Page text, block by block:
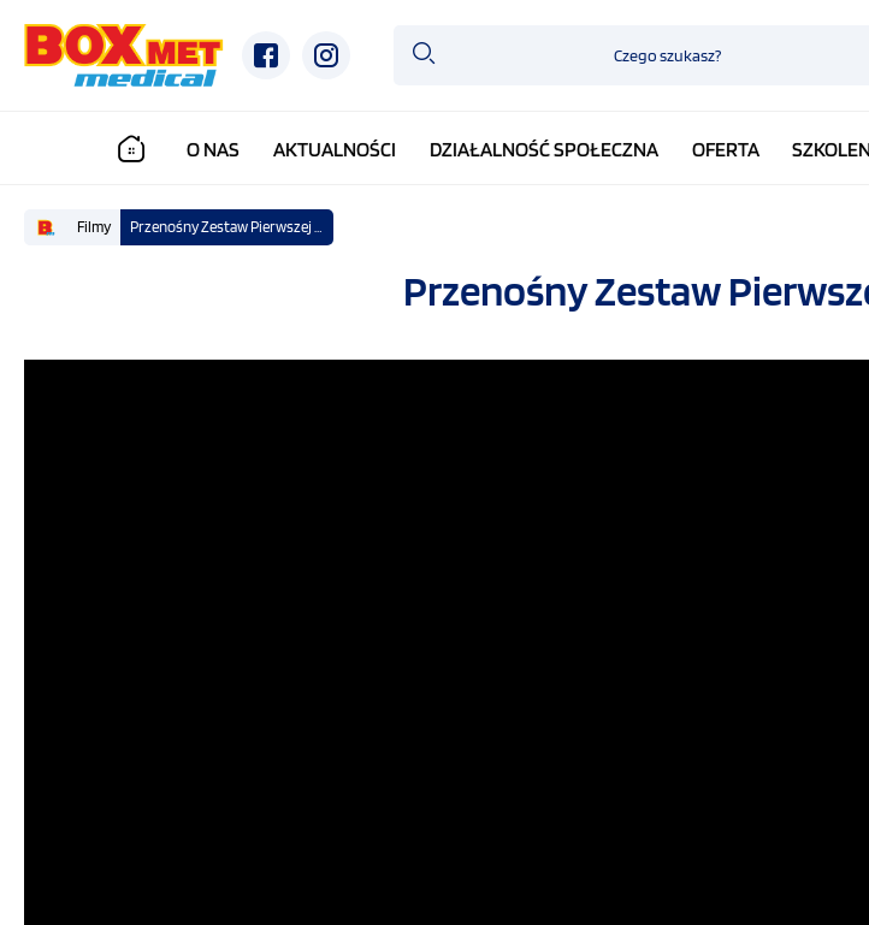
O NAS AKTUALNOŚCI DZIAŁALNOŚĆ SPOŁECZNA OFERTA
Filmy Przenośny Zestaw Pierwszej Pomocy ZPP typ C
Przenośny Zestaw